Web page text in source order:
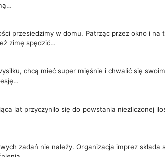
przesiedzimy w domu. Patrząc przez okno i
zimę spędzić…
chcą mieć super mięśnie i chwalić się
lat przyczyniło się do powstania niezliczonej
zadań nie należy. Organizacja imprez